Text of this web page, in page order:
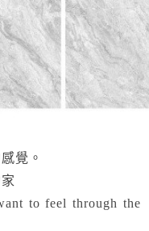
覺。
to feel through the